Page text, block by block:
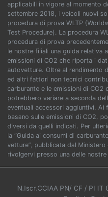
applicabili in vigore al momento
settembre 2018, i veicoli nuovi
procedura di prova WLTP
Test Procedure). La procedura
procedura di prova
le nostre filiali una guida relativa
emissioni di CO2 che riporta i
autovetture. Oltre al rendimento
ed altri fattori non tecnici
carburante e le emissioni di CO2
potrebbero variare a seconda
eventuali accessori aggiuntivi.
basano sulle emissioni di CO2,
diversi da quelli indicati. Per
la “Guida ai consumi di
vetture”, pubblicata dal
rivolgervi presso una delle nostre
N.Iscr.CCIAA PN/ CF / PI IT